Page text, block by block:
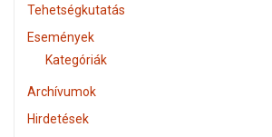
Tehetségkutatás
Események
Kategóriák
Archívumok
Hirdetések